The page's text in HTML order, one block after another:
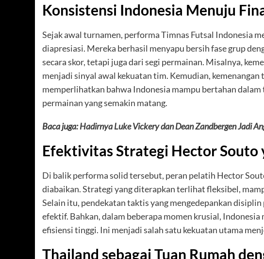
Konsistensi Indonesia Menuju
Sejak awal turnamen, performa Timnas Futsal Indonesia
diapresiasi. Mereka berhasil menyapu bersih fase grup
secara skor, tetapi juga dari segi permainan. Misalnya,
menjadi sinyal awal kekuatan tim. Kemudian,
memperlihatkan bahwa Indonesia mampu bertahan
permainan yang semakin matang.
Baca juga:Hadirnya Luke Vickery dan Dean Zandbergen Jadi
Efektivitas Strategi Hector Souto
Di balik performa solid tersebut, peran pelatih Hector
diabaikan. Strategi yang diterapkan terlihat fleksibel,
Selain itu, pendekatan taktis yang mengedepankan
efektif. Bahkan, dalam beberapa momen krusial,
efisiensi tinggi. Ini menjadi salah satu kekuatan utama
Thailand sebagai Tuan Rumah